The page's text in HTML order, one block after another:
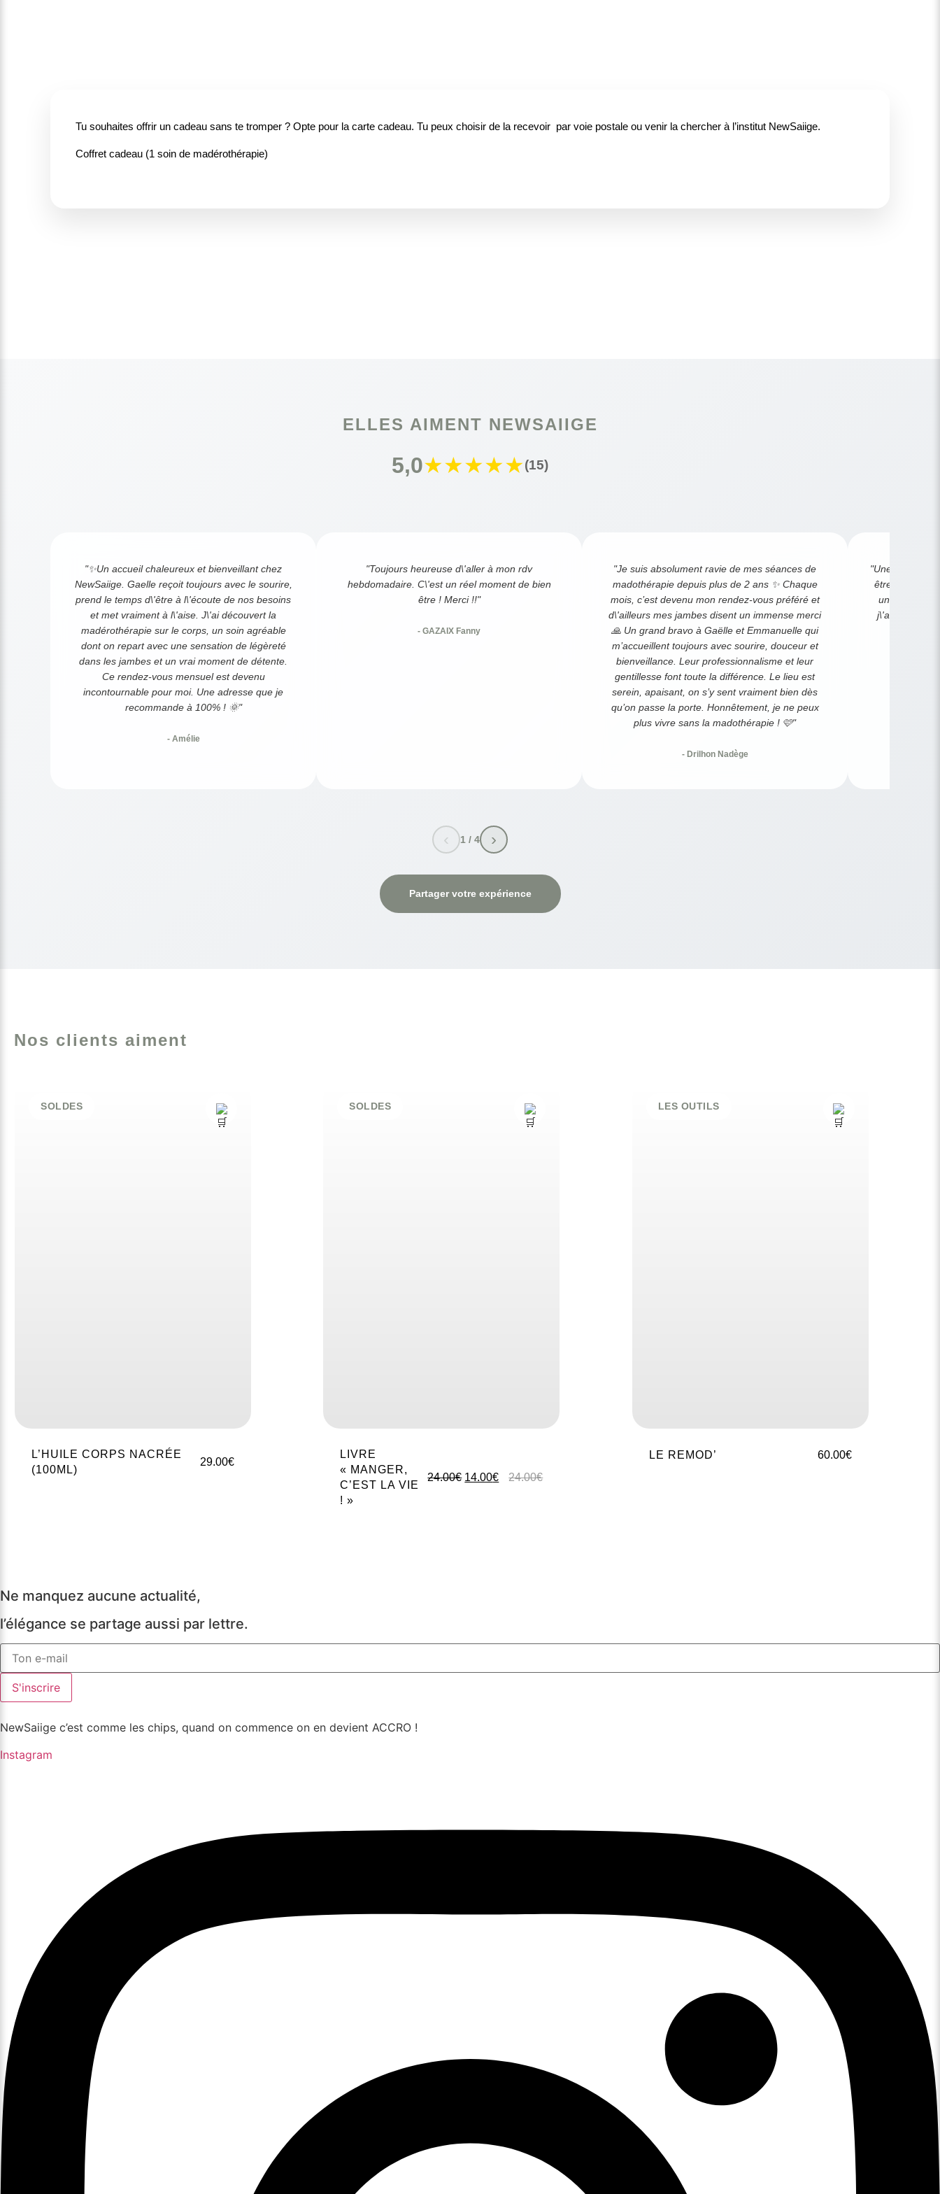
Tu souhaites offrir un cadeau sans te tromper ? Opte pour la carte cadeau. Tu peux choisir de la recevoir par voie postale ou venir la chercher à l’institut NewSaiige.
Coffret cadeau (1 soin de madérothérapie)
ELLES AIMENT NEWSAIIGE
5,0★★★★★(15)
"✨Un accueil chaleureux et bienveillant chez
NewSaiige. Gaelle reçoit toujours avec le sourire,
prend le temps d\'être à l\'écoute de nos besoins
et met vraiment à l\'aise. J\'ai découvert la
madérothérapie sur le corps, un soin agréable
dont on repart avec une sensation de légèreté
dans les jambes et un vrai moment de détente.
Ce rendez-vous mensuel est devenu
incontournable pour moi. Une adresse que je
recommande à 100% ! 🌞"
- Amélie
"Toujours heureuse d\'aller à mon rdv
hebdomadaire. C\'est un réel moment de bien
être ! Merci !!"
- GAZAIX Fanny
"Je suis absolument ravie de mes séances de
madothérapie depuis plus de 2 ans ✨ Chaque
mois, c’est devenu mon rendez-vous préféré et
d\'ailleurs mes jambes disent un immense merci
🙏 Un grand bravo à Gaëlle et Emmanuelle qui
m’accueillent toujours avec sourire, douceur et
bienveillance. Leur professionnalisme et leur
gentillesse font toute la différence. Le lieu est
serein, apaisant, on s’y sent vraiment bien dès
qu’on passe la porte. Honnêtement, je ne peux
plus vivre sans la madothérapie ! 🩷"
- Drilhon Nadège
"Une très belle
être dès la
un super
j\'adore !!
‹ 1 / 4 ›
Partager votre expérience
Nos clients aiment
SOLDES
L’HUILE CORPS NACRÉE
(100ML)
29.00€
SOLDES
LIVRE
« MANGER,
C’EST LA VIE
! »
24.00€ Le
14.00€Le24.00€
LES OUTILS
LE REMOD’ 60.00€
Ne manquez aucune actualité,
l’élégance se partage aussi par lettre.
S'inscrire
NewSaiige c’est comme les chips, quand on commence on en devient ACCRO !
Instagram